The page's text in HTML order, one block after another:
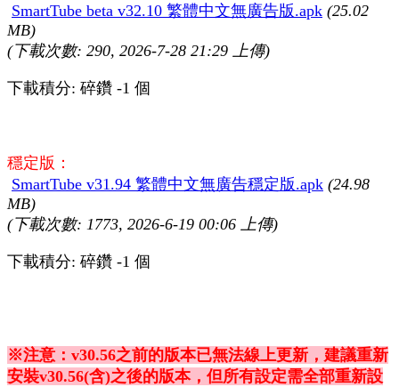
SmartTube beta v32.10 繁體中文無廣告版.apk (25.02
MB)
(下載次數: 290, 2026-7-28 21:29 上傳)
下載積分: 碎鑽 -1 個
穩定版：
SmartTube v31.94 繁體中文無廣告穩定版.apk (24.98
MB)
(下載次數: 1773, 2026-6-19 00:06 上傳)
下載積分: 碎鑽 -1 個
※注意：v30.56之前的版本已無法線上更新，建議重新
安裝v30.56(含)之後的版本，但所有設定需全部重新設